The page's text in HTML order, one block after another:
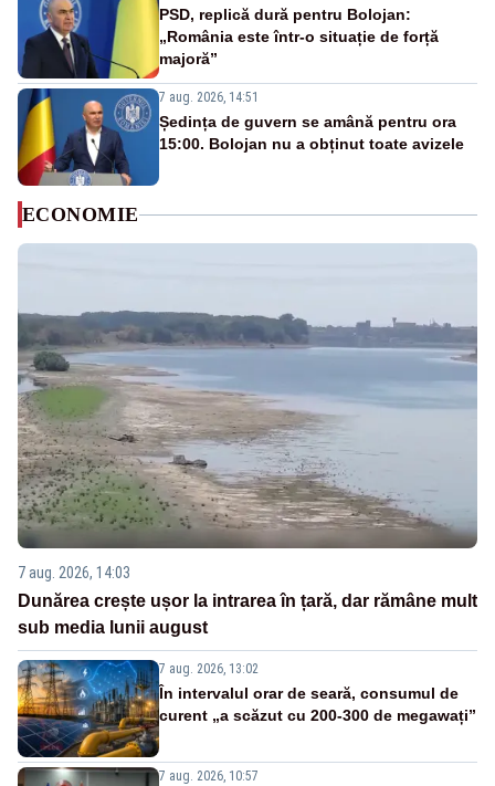
PSD, replică dură pentru Bolojan:
„România este într-o situație de forță
majoră”
7 aug. 2026, 14:51
Ședința de guvern se amână pentru ora
15:00. Bolojan nu a obținut toate avizele
ECONOMIE
7 aug. 2026, 14:03
Dunărea crește ușor la intrarea în țară, dar rămâne mult
sub media lunii august
7 aug. 2026, 13:02
În intervalul orar de seară, consumul de
curent „a scăzut cu 200-300 de megawați”
7 aug. 2026, 10:57